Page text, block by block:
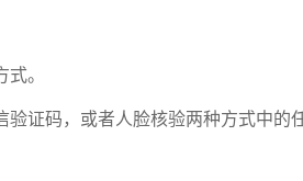
。
证码，或者人脸核验两种方式中的